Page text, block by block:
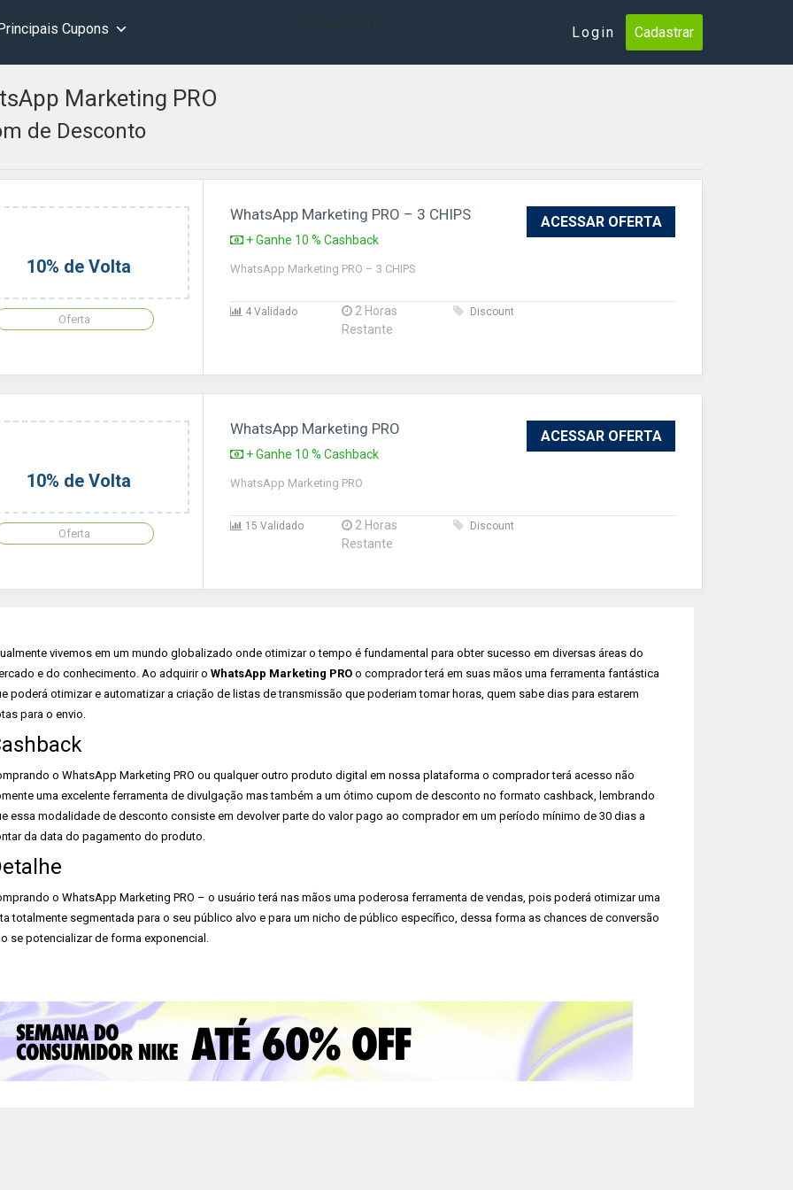
Cupons Login Cadastrar
Marketing PRO
de Desconto
10% de Volta
Oferta
WhatsApp Marketing PRO – 3 CHIPS
+ Ganhe 10 % Cashback
ACESSAR OFERTA
WhatsApp Marketing PRO – 3 CHIPS
4 Validado
2 Horas
Restante
Discount
10% de Volta
Oferta
WhatsApp Marketing PRO
+ Ganhe 10 % Cashback
ACESSAR OFERTA
WhatsApp Marketing PRO
15 Validado
2 Horas
Restante
Discount
vivemos em um mundo globalizado onde otimizar o tempo é fundamental para obter sucesso em diversas áreas do
e do conhecimento. Ao adquirir o WhatsApp Marketing PROo comprador terá em suas mãos uma ferramenta fantástica
poderá otimizar e automatizar a criação de listas de transmissão que poderiam tomar horas, quem sabe dias para estarem
para o envio.
o WhatsApp Marketing PRO ou qualquer outro produto digital em nossa plataforma o comprador terá acesso não
uma excelente ferramenta de divulgação mas também a um ótimo cupom de desconto no formato cashback, lembrando
essa modalidade de desconto consiste em devolver parte do valor pago ao comprador em um período mínimo de 30 dias a
da data do pagamento do produto.
o WhatsApp Marketing PRO – o usuário terá nas mãos uma poderosa ferramenta de vendas, pois poderá otimizar uma
totalmente segmentada para o seu público alvo e para um nicho de público específico, dessa forma as chances de conversão
se potencializar de forma exponencial.